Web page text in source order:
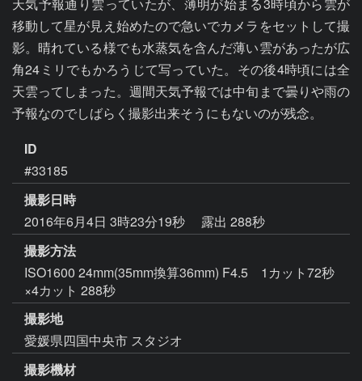
移動して星が見え始めたので急いでカメラをセットして撮
影。晴れている様でも水蒸気を含んだ薄い雲があったが広
角24ミリでもかろうじて写っていた。その後4時頃には全
天雲ってしまった。週間天気予報では中旬まで曇りや雨の
予報なのでしばらく撮影出来そうにもないのが残念。
ID
#33185
撮影日時
2016年6月4日 3時23分19秒
露出 288秒
撮影方法
ISO1600 24mm(35mm換算36mm) F4.5 1カット72秒
×4カット 288秒
撮影地
愛媛県四国中央市 スタジオ
撮影機材